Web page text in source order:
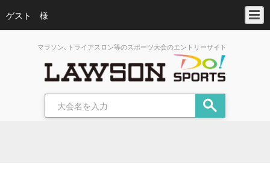
ゲスト 様
マラソン､トライアスロン等のスポーツ大会のエントリーサイト